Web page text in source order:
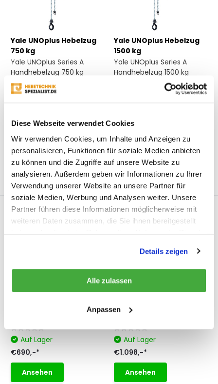
Diese Webseite verwendet Cookies
Wir verwenden Cookies, um Inhalte und Anzeigen zu
personalisieren, Funktionen für soziale Medien anbieten
zu können und die Zugriffe auf unsere Website zu
analysieren. Außerdem geben wir Informationen zu Ihrer
Verwendung unserer Website an unsere Partner für
soziale Medien, Werbung und Analysen weiter. Unsere
Partner führen diese Informationen möglicherweise mit
weiteren Daten zusammen, die Sie ihnen bereitgestellt
Details zeigen
Alle zulassen
Anpassen
Yale UNOplus Hebelzug
750 kg
Yale UNOplus Series A
Handhebelzug 750 kg
Kapaz...
Vergleichen
€364,14*
Ansehen
* Inkl. MwSt. zzgl.
Versandkosten
Yale UNOplus Hebelzug
1500 kg
Yale UNOplus Series A
Handhebelzug 1500 kg
Vergleichen
€464,-*
Ansehen
* Inkl. MwSt. zzgl.
Versandkosten
Yale UNOplus Series A
Handhebelzug 3000 kg
Auf Lager
€690,-*
Ansehen
6000 kg
Yale UNOplus Series A
Handhebelzug 6000 kg
Kapa...
Auf Lager
€1.098,-*
Ansehen